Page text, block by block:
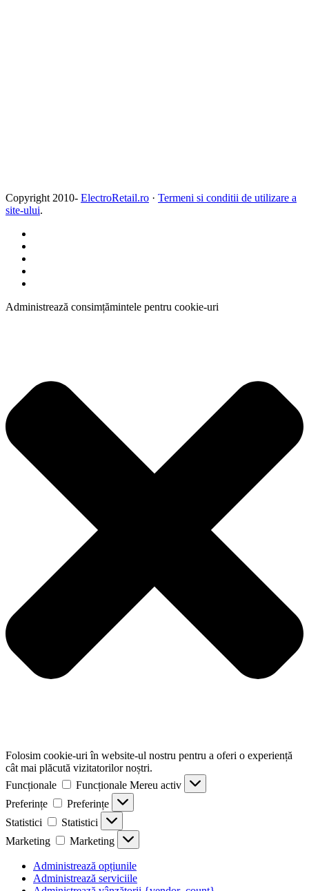
Copyright 2010- ElectroRetail.ro · Termeni si conditii de utilizare a
site-ului.
Administrează consimțămintele pentru cookie-uri
Folosim cookie-uri în website-ul nostru pentru a oferi o experiență
cât mai plăcută vizitatorilor noștri.
Funcționale
Funcționale Mereu activ
Preferințe
Preferințe
Statistici
Statistici
Marketing
Marketing
Administrează opțiunile
Administrează serviciile